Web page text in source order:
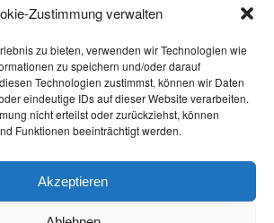
Zustimmung verwalten
zu bieten, verwenden wir Technologien wie
zu speichern und/oder darauf
Technologien zustimmst, können wir Daten
eindeutige IDs auf dieser Website verarbeiten.
nicht erteilst oder zurückziehst, können
Funktionen beeinträchtigt werden.
Akzeptieren
(bei Namensnennung frei)
Abermann
(c) Robert
Maybach
Stefan Abermann
(c) Robert
Maybach
(Bei Namensnennung frei)